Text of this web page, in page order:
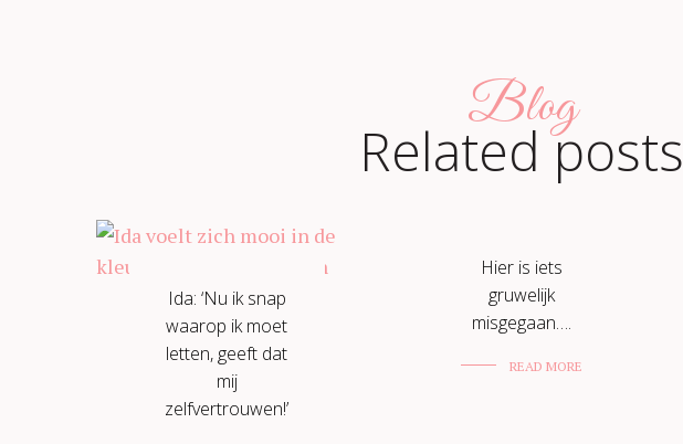
Blog
Related posts
Ida: ‘Nu ik snap
waarop ik moet
letten, geeft dat
mij
zelfvertrouwen!’
Hier is iets
gruwelijk
misgegaan….
READ MORE